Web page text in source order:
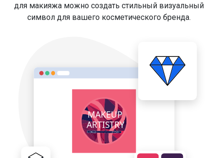
для макияжа можно создать стильный визуальный
символ для вашего косметического бренда.